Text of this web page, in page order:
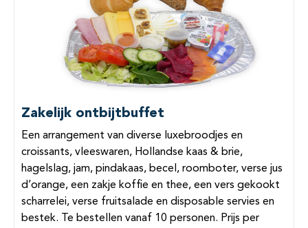
Zakelijk ontbijtbuffet
Een arrangement van diverse luxebroodjes en
croissants, vleeswaren, Hollandse kaas & brie,
hagelslag, jam, pindakaas, becel, roomboter, verse jus
d’orange, een zakje koffie en thee, een vers gekookt
scharrelei, verse fruitsalade en disposable servies en
bestek. Te bestellen vanaf 10 personen. Prijs per